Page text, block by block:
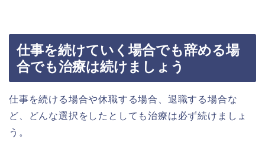
仕事を続けていく場合でも辞める場
合でも治療は続けましょう
仕事を続ける場合や休職する場合、退職する場合な
ど、どんな選択をしたとしても治療は必ず続けましょ
う。